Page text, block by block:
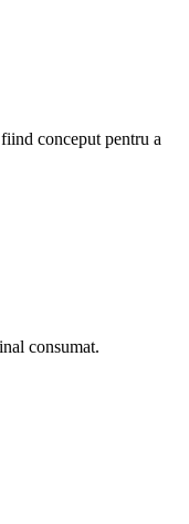
conceput pentru a
consumat.